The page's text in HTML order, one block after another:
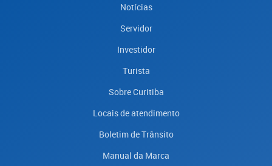
Notícias
Servidor
Investidor
Turista
Sobre Curitiba
Locais de atendimento
Boletim de Trânsito
Manual da Marca